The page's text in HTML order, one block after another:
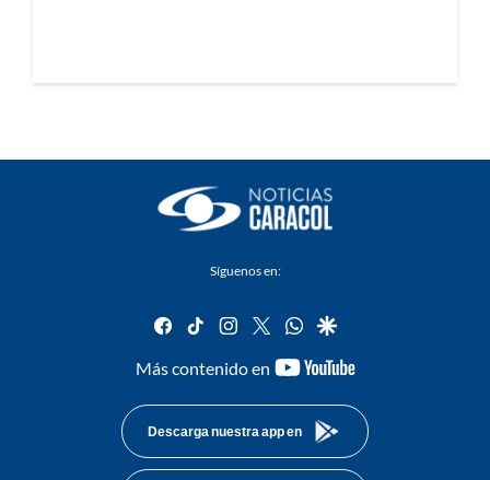
Síguenos en:
facebook
tiktok instagram
twitterwhatsapp
google
Más contenido en
youtube-
Descarga nuestra app en